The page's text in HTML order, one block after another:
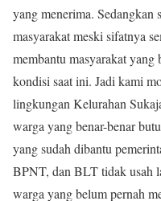
yang menerima. Sedangkan
masyarakat meski sifatnya
membantu masyarakat yang
kondisi saat ini. Jadi kami
lingkungan Kelurahan
warga yang benar-benar
yang sudah dibantu
BPNT, dan BLT tidak usah
warga yang belum pernah